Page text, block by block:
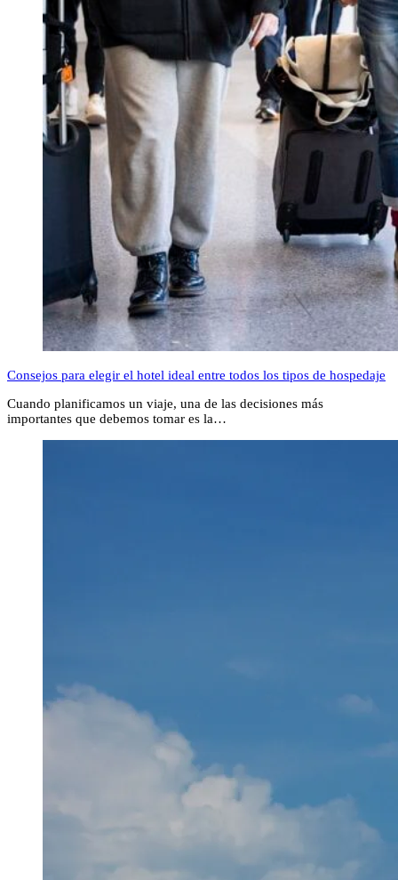
Consejos para elegir el hotel ideal entre todos los tipos de hospedaje
Cuando planificamos un viaje, una de las decisiones más
importantes que debemos tomar es la…